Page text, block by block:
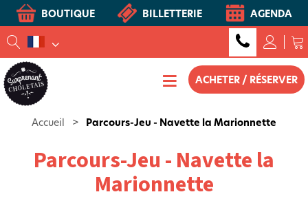
BOUTIQUE BILLETTERIE AGENDA
ACHETER / RÉSERVER
Accueil > Parcours-Jeu - Navette la Marionnette
Parcours-Jeu - Navette la
Marionnette